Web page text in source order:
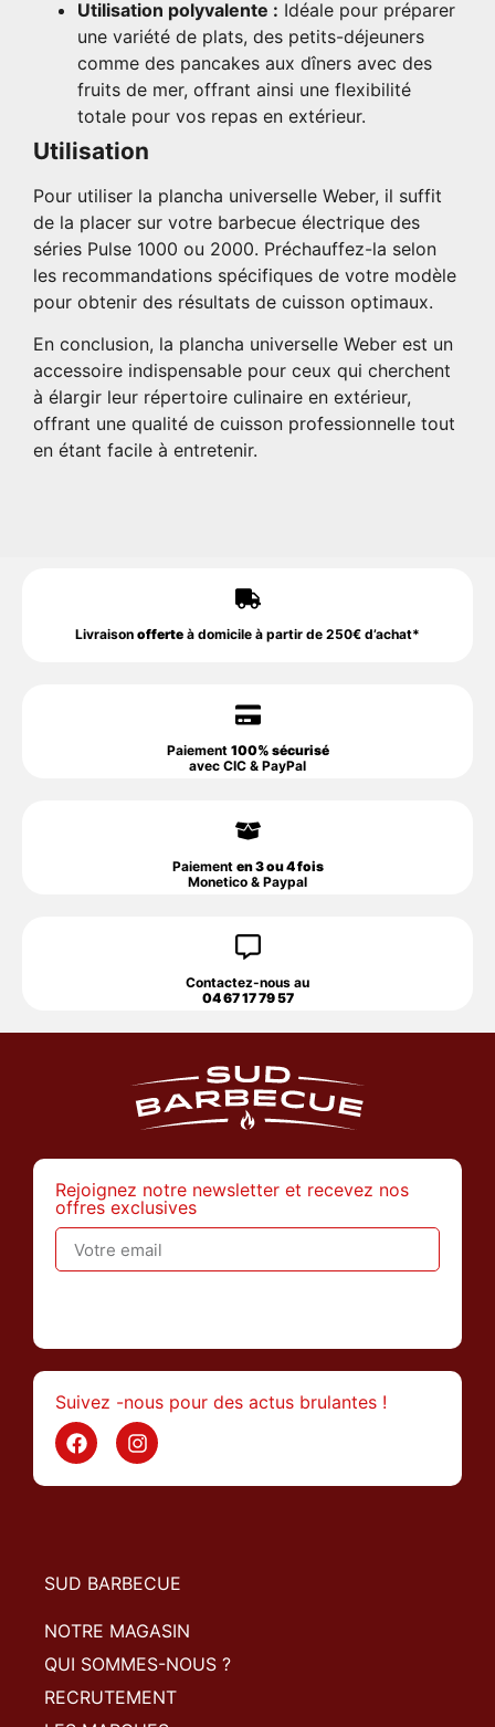
Utilisation polyvalente : Idéale pour préparer
une variété de plats, des petits-déjeuners
comme des pancakes aux dîners avec des
fruits de mer, offrant ainsi une flexibilité
totale pour vos repas en extérieur.
Utilisation
Pour utiliser la plancha universelle Weber, il suffit
de la placer sur votre barbecue électrique des
séries Pulse 1000 ou 2000. Préchauffez-la selon
les recommandations spécifiques de votre modèle
pour obtenir des résultats de cuisson optimaux.
En conclusion, la plancha universelle Weber est un
accessoire indispensable pour ceux qui cherchent
à élargir leur répertoire culinaire en extérieur,
offrant une qualité de cuisson professionnelle tout
en étant facile à entretenir.
Livraison offerte à domicile à partir de 250€ d’achat*
Paiement 100% sécurisé
avec CIC & PayPal
Paiement en 3 ou 4 fois
Monetico & Paypal
Contactez-nous au
04 67 17 79 57
Rejoignez notre newsletter et recevez nos
offres exclusives
Suivez -nous pour des actus brulantes !
SUD BARBECUE
NOTRE MAGASIN
QUI SOMMES-NOUS ?
RECRUTEMENT